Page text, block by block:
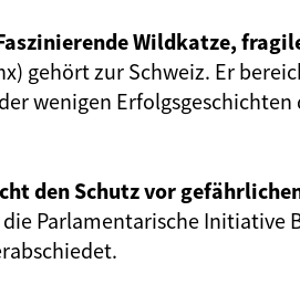
Wildkatze,
gehört zur Schweiz. Er
wenigen Erfolgsgeschichten
den Schutz vor
Parlamentarische Initiative